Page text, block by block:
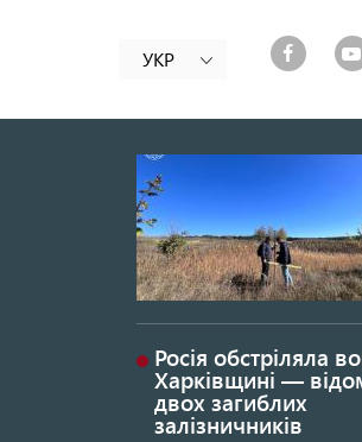
УКР
Росія обстріляла
Харківщині —
двох загиблих
залізничників